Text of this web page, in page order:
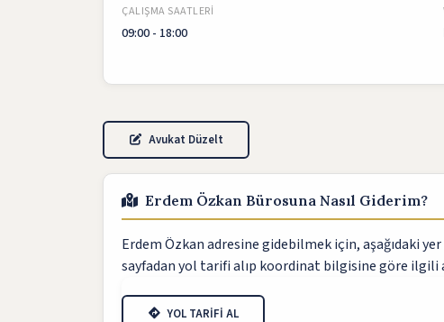
ÇALIŞMA SAATLERI
09:00 - 18:00
Avukat Düzelt
Erdem Özkan Bürosuna Nasıl Giderim?
Erdem Özkan adresine gidebilmek için, aşağıdaki
sayfadan yol tarifi alıp koordinat bilgisine göre ilgili
YOL TARİFİ AL